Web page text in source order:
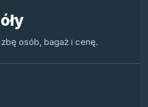
osób, bagaż i cenę.